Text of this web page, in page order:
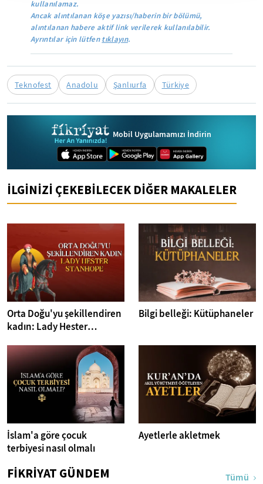
kullanılamaz.
Ancak alıntılanan köşe yazısı/haberin bir bölümü,
alıntılanan habere aktif link verilerek kullanılabilir.
Ayrıntılar için lütfentıklayın.
Teknofest Anadolu Şanlıurfa Türkiye
Mobil Uygulamamızı İndirin
İLGİNİZİ ÇEKEBİLECEK DİĞER MAKALELER
Orta Doğu'yu şekillendiren
kadın: Lady Hester
Bilgi belleği: Kütüphaneler
İslam'a göre çocuk
terbiyesi nasıl olmalı
Ayetlerle akletmek
FİKRİYAT GÜNDEM Tümü